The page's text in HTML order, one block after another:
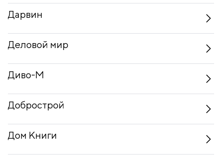
Дарвин
Деловой мир
Диво-М
Добрострой
Дом Книги